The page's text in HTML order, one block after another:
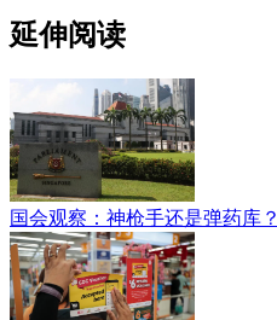
延伸阅读
国会观察：神枪手还是弹药库？